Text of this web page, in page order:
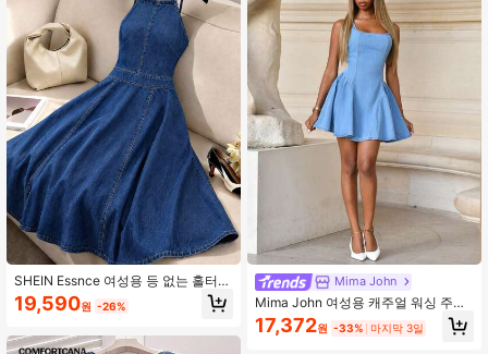
SHEIN Essnce 여성용 등 없는 홀터넥
데님 드레스
19,590원 -26%
Mima John
Mima John 여성용 캐주얼 워싱 주름
허리 데님 드레스
17,372원 -33% 마지막 3일